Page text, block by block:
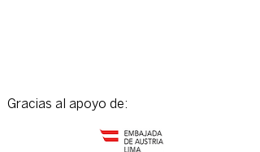
Gracias al apoyo de: